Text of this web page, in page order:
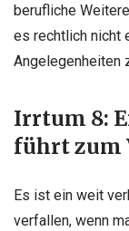
berufliche
es rechtlich nicht
Angelegenheiten
Irrtum 8:
führt zum
Es ist ein weit
verfallen, wenn